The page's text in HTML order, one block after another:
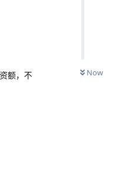
Now
额，不